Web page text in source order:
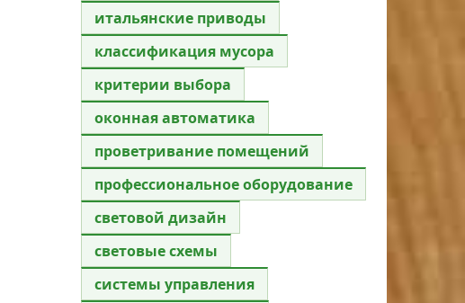
итальянские приводы
классификация мусора
критерии выбора
оконная автоматика
проветривание помещений
профессиональное оборудование
световой дизайн
световые схемы
системы управления